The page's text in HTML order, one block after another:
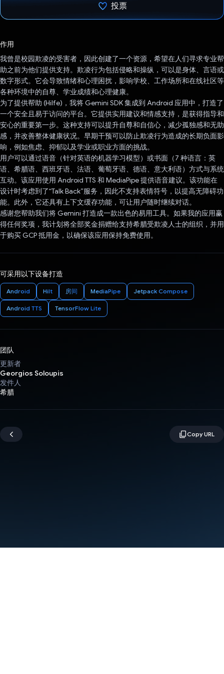
投票
作用
我曾是校园欺凌的受害者，因此创建了一个资源，希望在人们寻求专业帮
助之前为他们提供支持。欺凌行为包括侵略和操纵，可以是身体、言语或
数字形式。它会导致情绪和心理困扰，影响学校、工作场所和在线社区等
各种环境中的自尊、学业成绩和心理健康。
为了提供帮助 (Hilfe)，我将 Gemini SDK 集成到 Android 应用中，打造了
一个安全且易于访问的平台。它提供实用建议和情感支持，是获得指导和
安心的重要第一步。这种支持可以提升自尊和自信心，减少孤独感和无助
感，并改善整体健康状况。早期干预可以防止欺凌行为造成的长期负面影
响，例如焦虑、抑郁以及学业或职业方面的挑战。
用户可以通过语音（针对英语的机器学习模型）或书面（7 种语言：英
语、希腊语、西班牙语、法语、葡萄牙语、德语、意大利语）方式与系统
互动。该应用使用 Android TTS 和 MediaPipe 提供语音建议。该功能在
设计时考虑到了“Talk Back”服务，因此不支持表情符号，以提高无障碍功
能。此外，它还具有上下文缓存功能，可让用户随时继续对话。
感谢您帮助我们将 Gemini 打造成一款出色的易用工具。如果我的应用赢
得任何奖项，我计划将全部奖金捐赠给支持希腊受欺凌人士的组织，并用
于购买 GCP 抵用金，以确保该应用保持免费使用。
可采用以下设备打造
Android Hilt 房间 MediaPipe Jetpack Compose
Android TTS TensorFlow Lite
团队
更新者
Georgios Soloupis
发件人
希腊